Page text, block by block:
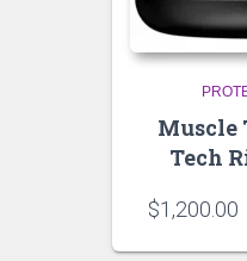
Muscle
Tech
$1,200.00